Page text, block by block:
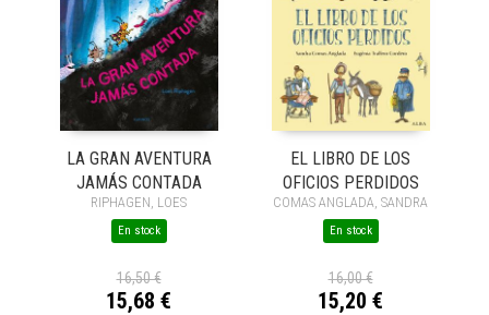
LA GRAN AVENTURA
JAMÁS CONTADA
RIPHAGEN, LOES
En stock
16,50 €
15,68 €
EL LIBRO DE LOS
OFICIOS PERDIDOS
COMAS ANGLADA, SANDRA
En stock
16,00 €
15,20 €